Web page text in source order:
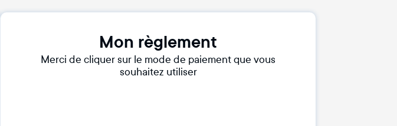
Mon règlement
Merci de cliquer sur le mode de paiement que vous
souhaitez utiliser